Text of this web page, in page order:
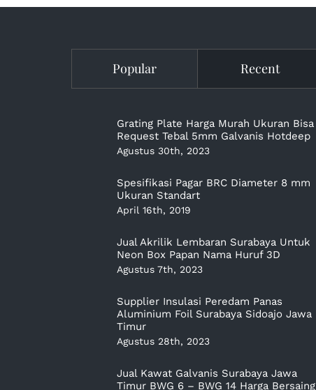
Popular Recent
Grating Plate Harga Murah Ukuran Bisa
Request Tebal 5mm Galvanis Hotdeep
Agustus 30th, 2023
Spesifikasi Pagar BRC Diameter 8 mm
Ukuran Standart
April 16th, 2019
Jual Akrilik Lembaran Surabaya Untuk
Neon Box Papan Nama Huruf 3D
Agustus 7th, 2023
Supplier Insulasi Peredam Panas
Aluminium Foil Surabaya Sidoajo Jawa
Timur
Agustus 28th, 2023
Jual Kawat Galvanis Surabaya Jawa
Timur BWG 6 – BWG 14 Harga Bersaing